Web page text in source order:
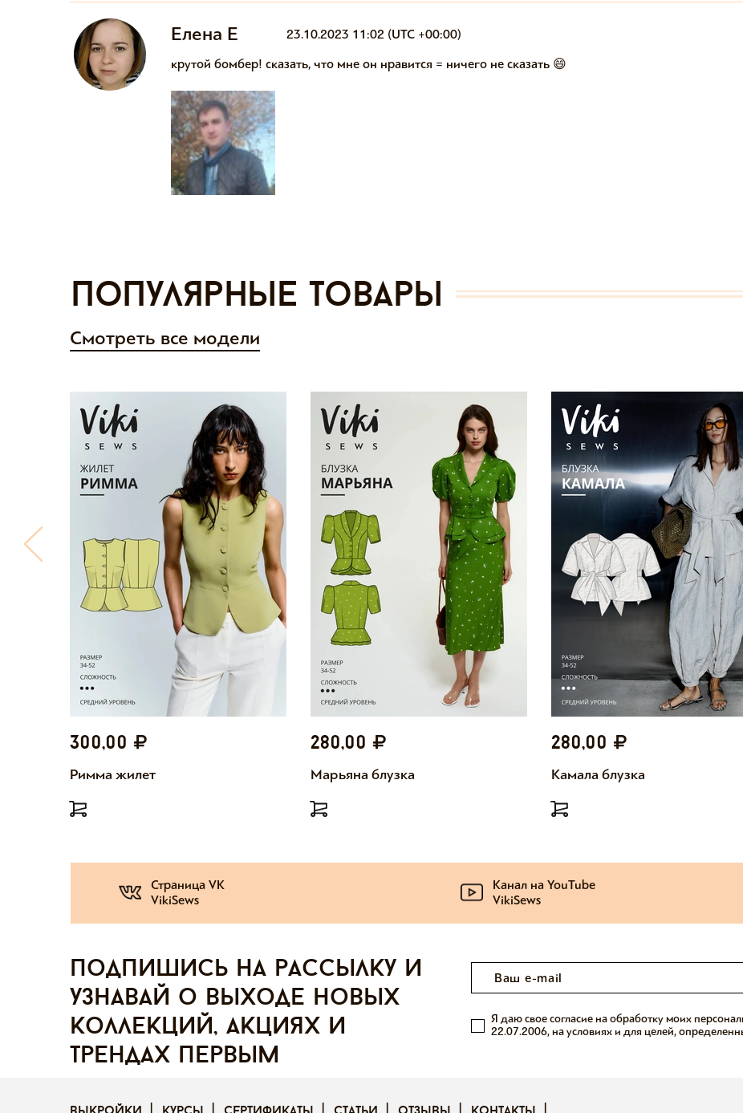
Елена Е 23.10.2023 11:02 (UTC +00:00)
крутой бомбер! сказать, что мне он нравится = ничего не сказать 😄
Популярные товары
Смотреть все модели
300,00
Римма жилет
280,00
Марьяна блузка
280,00
Камала блузка
Страница VK
VikiSews
Канал на YouTube
VikiSews
Подпишись на рассылку и
узнавай о выходе новых
коллекций, акциях и
трендах первым
Я даю свое согласие на обработку моих
22.07.2006, на условиях и для целей,